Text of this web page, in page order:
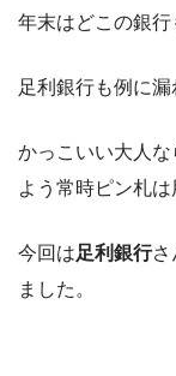
年末はどこの銀行
足利銀行も例に漏
かっこいい大人
よう常時ピン札は
今回は足利銀行さ
ました。